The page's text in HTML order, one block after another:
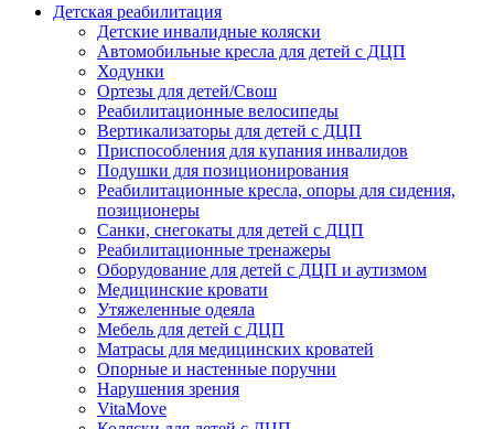
Детская реабилитация
Детские инвалидные коляски
Автомобильные кресла для детей с ДЦП
Ходунки
Ортезы для детей/Свош
Реабилитационные велосипеды
Вертикализаторы для детей с ДЦП
Приспособления для купания инвалидов
Подушки для позиционирования
Реабилитационные кресла, опоры для сидения,
позиционеры
Санки, снегокаты для детей с ДЦП
Реабилитационные тренажеры
Оборудование для детей с ДЦП и аутизмом
Медицинские кровати
Утяжеленные одеяла
Мебель для детей с ДЦП
Матрасы для медицинских кроватей
Опорные и настенные поручни
Нарушения зрения
VitaMove